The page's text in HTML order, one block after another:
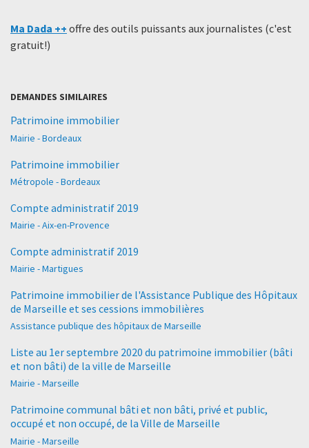
Ma Dada ++ offre des outils puissants aux journalistes (c'est
gratuit!)
DEMANDES SIMILAIRES
Patrimoine immobilier
Mairie - Bordeaux
Patrimoine immobilier
Métropole - Bordeaux
Compte administratif 2019
Mairie - Aix-en-Provence
Compte administratif 2019
Mairie - Martigues
Patrimoine immobilier de l'Assistance Publique des Hôpitaux
de Marseille et ses cessions immobilières
Assistance publique des hôpitaux de Marseille
Liste au 1er septembre 2020 du patrimoine immobilier (bâti
et non bâti) de la ville de Marseille
Mairie - Marseille
Patrimoine communal bâti et non bâti, privé et public,
occupé et non occupé, de la Ville de Marseille
Mairie - Marseille